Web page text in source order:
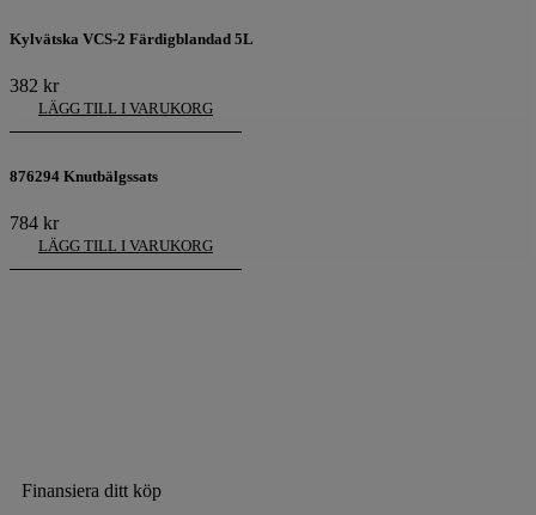
Kylvätska VCS-2 Färdigblandad 5L
382 kr
LÄGG TILL I VARUKORG
876294 Knutbälgssats
784 kr
LÄGG TILL I VARUKORG
Finansiera ditt köp